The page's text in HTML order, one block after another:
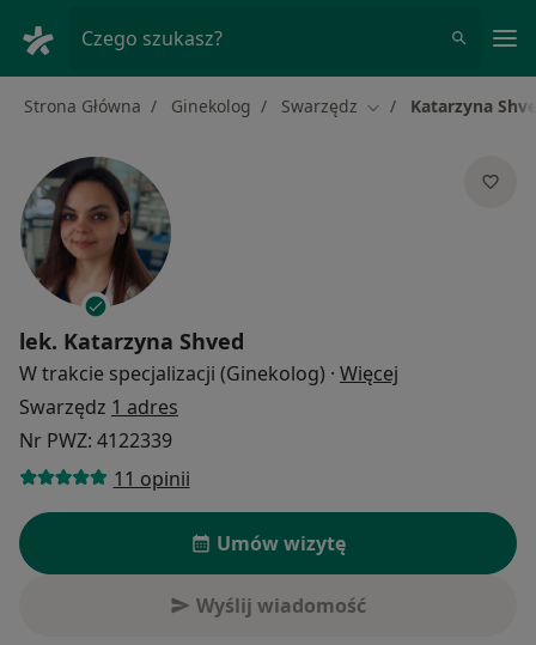
Czego szukasz?
Strona Główna Ginekolog Swarzędz Zmień miasto
Katarzyna
lek. Katarzyna Shved
W trakcie specjalizacji (Ginekolog) · Więcej
Swarzędz 1 adres
Nr PWZ: 4122339
11 opinii
Umów wizytę
Wyślij wiadomość